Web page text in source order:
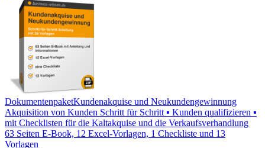
DokumentenpaketKundenakquise und Neukundengewinnung
Akquisition von Kunden Schritt für Schritt ▪ Kunden qualifizieren ▪
mit Checklisten für die Kaltakquise und die Verkaufsverhandlung
63 Seiten E-Book, 12 Excel-Vorlagen, 1 Checkliste und 13
Vorlagen